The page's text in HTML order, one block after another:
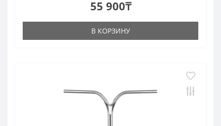
55 900₸
В КОРЗИНУ